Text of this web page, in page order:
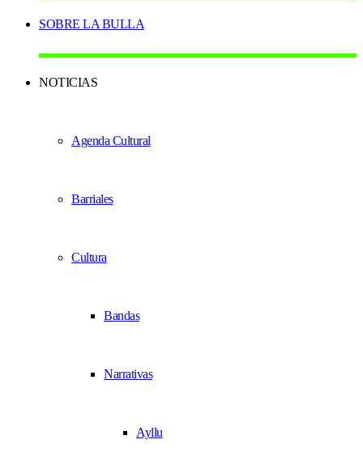
SOBRE LA BULLA
NOTICIAS
Agenda Cultural
Barriales
Cultura
Bandas
Narrativas
Ayllu